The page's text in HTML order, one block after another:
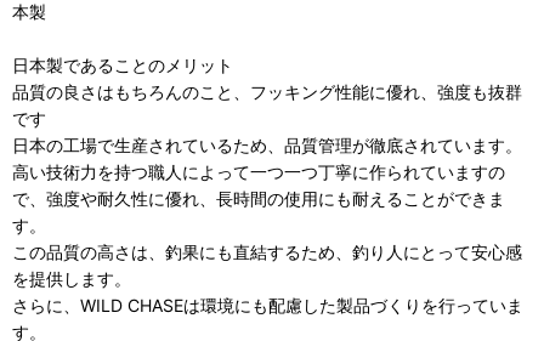
本製
日本製であることのメリット
品質の良さはもちろんのこと、フッキング性能に優れ、強度も抜群
です
日本の工場で生産されているため、品質管理が徹底されています。
高い技術力を持つ職人によって一つ一つ丁寧に作られていますの
で、強度や耐久性に優れ、長時間の使用にも耐えることができま
す。
この品質の高さは、釣果にも直結するため、釣り人にとって安心感
を提供します。
さらに、WILD CHASEは環境にも配慮した製品づくりを行っていま
す。